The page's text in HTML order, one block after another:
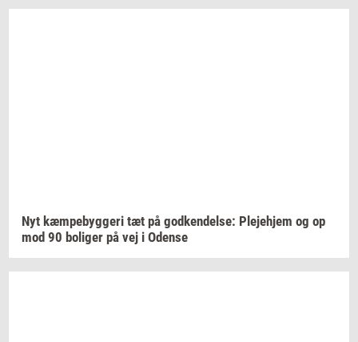
Nyt kæm­pe­byg­ge­ri tæt på god­ken­del­se: Ple­je­hjem og op
mod 90 bo­li­ger på vej i Oden­se